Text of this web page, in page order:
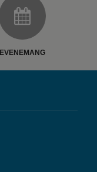
EVENEMANG